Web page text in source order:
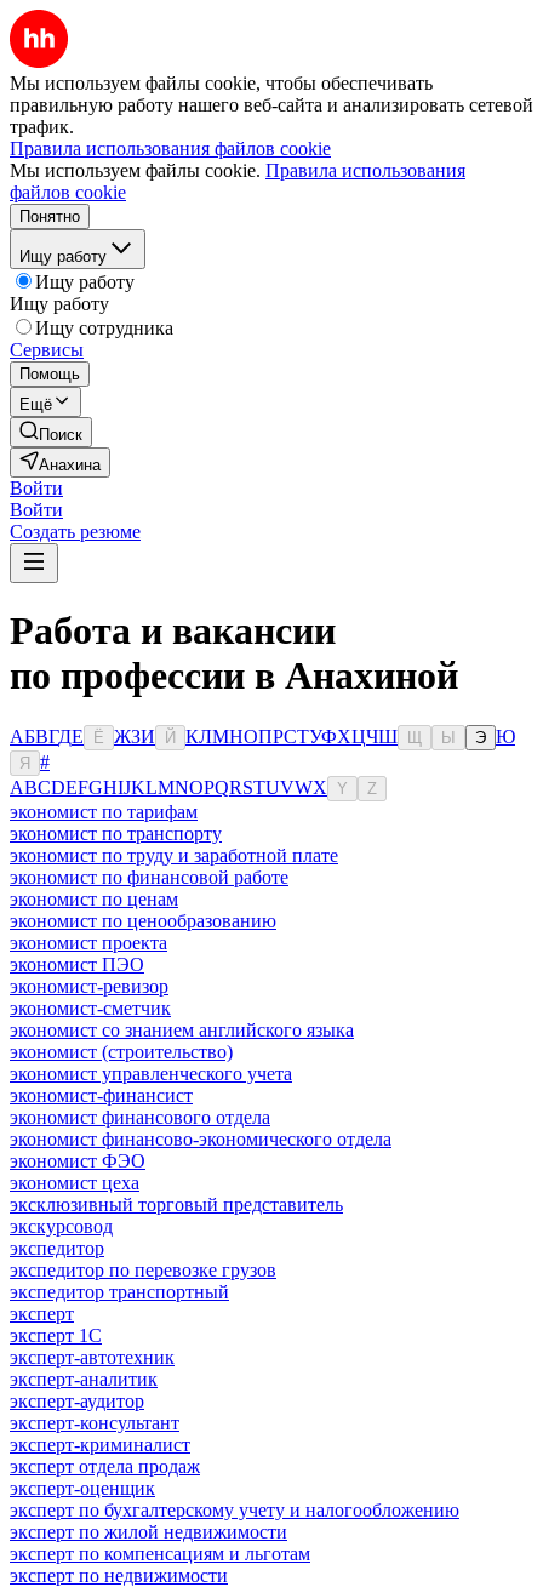
Мы используем файлы cookie, чтобы обеспечивать
правильную работу нашего веб-сайта и анализировать сетевой
трафик.
Правила использования файлов cookie
Мы используем файлы cookie. Правила использования
файлов cookie
Понятно
Ищу работу
Ищу работу
Ищу работу
Ищу сотрудника
Сервисы
Помощь
Ещё
Поиск
Анахина
Войти
Войти
Создать резюме
Работа и вакансии
по профессии в Анахиной
АБВГДЕ Ё ЖЗИ Й КЛМНОПРСТУФХЦЧШ Ы Э Ю
Я
#
ABCDEFGHIJKLMNOPQRSTUVWX Y Z
экономист по тарифам
экономист по транспорту
экономист по труду и заработной плате
экономист по финансовой работе
экономист по ценам
экономист по ценообразованию
экономист проекта
экономист ПЭО
экономист-ревизор
экономист-сметчик
экономист со знанием английского языка
экономист (строительство)
экономист управленческого учета
экономист-финансист
экономист финансового отдела
экономист финансово-экономического отдела
экономист ФЭО
экономист цеха
эксклюзивный торговый представитель
экскурсовод
экспедитор
экспедитор по перевозке грузов
экспедитор транспортный
эксперт
эксперт 1С
эксперт-автотехник
эксперт-аналитик
эксперт-аудитор
эксперт-консультант
эксперт-криминалист
эксперт отдела продаж
эксперт-оценщик
эксперт по бухгалтерскому учету и налогообложению
эксперт по жилой недвижимости
эксперт по компенсациям и льготам
эксперт по недвижимости